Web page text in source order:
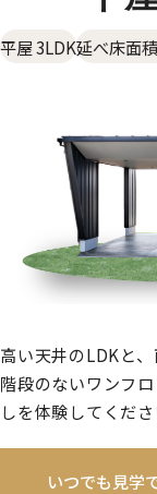
平屋 3LDK延べ床面
高い天井のLDKと
階段のないワンフ
しを体験してくださ
いつでも見学